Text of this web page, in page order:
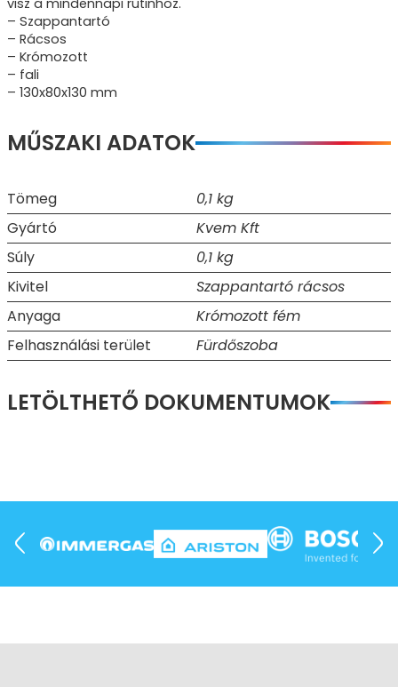
– Szappantartó
– Rácsos
– Krómozott
– fali
– 130x80x130 mm
MŰSZAKI ADATOK
Tömeg
0,1 kg
Gyártó
Kvem Kft
Súly
0,1 kg
Kivitel
Szappantartó rácsos
Anyaga
Krómozott fém
Felhasználási terület
Fürdőszoba
LETÖLTHETŐ DOKUMENTUMOK